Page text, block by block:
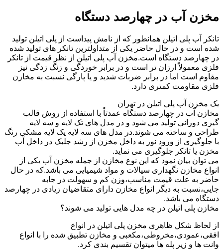
مخزن آب در چهارصد دستگاه
تانکر آب پلی اتیلن همانطور که از نامش پیداست از پلی اتیلن تولید
شده است و در حال حاضر یکی از متداولترین تانکر های تولید شده
در چهارصد دستگاه است.مخزن آب پلی اتیلن از نظر قیمت از تانکر
فلزی معمولاً ارزان تر است و در برابر خوردگی و زنگ زدگی نیز
مقاوم است اما در برابر ضربات شدید و یا پارگی نسبت به مخازن
فلزی مقاومت کمتری دارد.
یک مخزن آب پلی اتیلن در تهران
مخازن آب در چهارصد دستگاه عمدتاً با استفاده از روش قالب
گیری دورانی تولید می شود و در مدل های تک لایه و سه لایه
طراحی و ساخته می شوند.در مدل های سه لایه یک لایه مشکی رنگ
با جلوگیری از ورود نور به داخل مخزن از رشد جلبک در داخل آب
مخزن یا تانکر جلوگیری می نماید.
می توان بیان نمود که این نوع مخازن از جمله مخزن آب یکی از
انواع مخازن نگهداری سیالات و مواد شیمیایی می باشد.که در حال
حاضر به علت قیمت مناسب،وزن کم و سهولت در جابه
جایی،نسبت به دیگر انواع مخازن دارای متقاضیان زیادی در چهارصد
دستگاه می باشد.
مخازن پلی اتیلن در چه مدل هایی تولید می شوند؟
از لحاظ شکل ظاهری مخزن پلی اتیلن در انواع
افقی،عمودی،مخروطی،مکعبی و مخازن تطبیق شده را با انواع
وانت ها و زیر پله ها میتوان تقسیم بندی کرد.